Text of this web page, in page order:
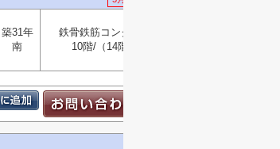
築31年
南
鉄骨鉄筋コンクリート
10階/（14階建）